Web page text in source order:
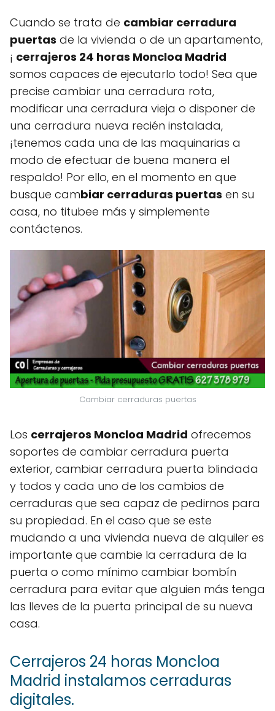
Cuando se trata de cambiar cerradura
puertas de la vivienda o de un apartamento,
¡ cerrajeros 24 horas Moncloa Madrid
somos capaces de ejecutarlo todo! Sea que
precise cambiar una cerradura rota,
modificar una cerradura vieja o disponer de
una cerradura nueva recién instalada,
¡tenemos cada una de las maquinarias a
modo de efectuar de buena manera el
respaldo! Por ello, en el momento en que
busque cambiar cerraduras puertas en su
casa, no titubee más y simplemente
contáctenos.
Cambiar cerraduras puertas
Los cerrajeros Moncloa Madrid ofrecemos
soportes de cambiar cerradura puerta
exterior, cambiar cerradura puerta blindada
y todos y cada uno de los cambios de
cerraduras que sea capaz de pedirnos para
su propiedad. En el caso que se este
mudando a una vivienda nueva de alquiler es
importante que cambie la cerradura de la
puerta o como mínimo cambiar bombín
cerradura para evitar que alguien más tenga
las lleves de la puerta principal de su nueva
casa.
Cerrajeros 24 horas Moncloa
Madrid instalamos cerraduras
digitales.